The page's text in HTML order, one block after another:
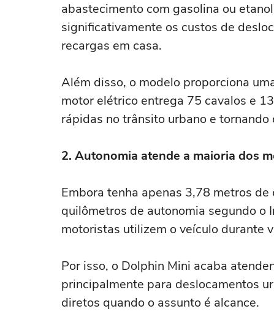
abastecimento com gasolina ou
significativamente os custos de
recargas em casa.
Além disso, o modelo proporciona
motor elétrico entrega 75 cavalos e
rápidas no trânsito urbano e
2. Autonomia atende a maioria dos
Embora tenha apenas 3,78 metros
quilômetros de autonomia segundo o
motoristas utilizem o veículo durante
Por isso, o Dolphin Mini acaba
principalmente para deslocamentos
diretos quando o assunto é alcance.